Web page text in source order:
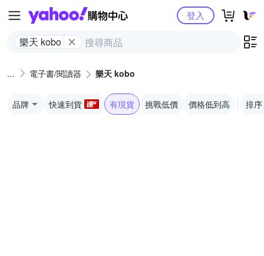
Yahoo購物中心
樂天 kobo
登入
電子書/閱讀器 樂天 kobo
品牌 快速到貨 有現貨 挑戰低價 價格低到高 排序